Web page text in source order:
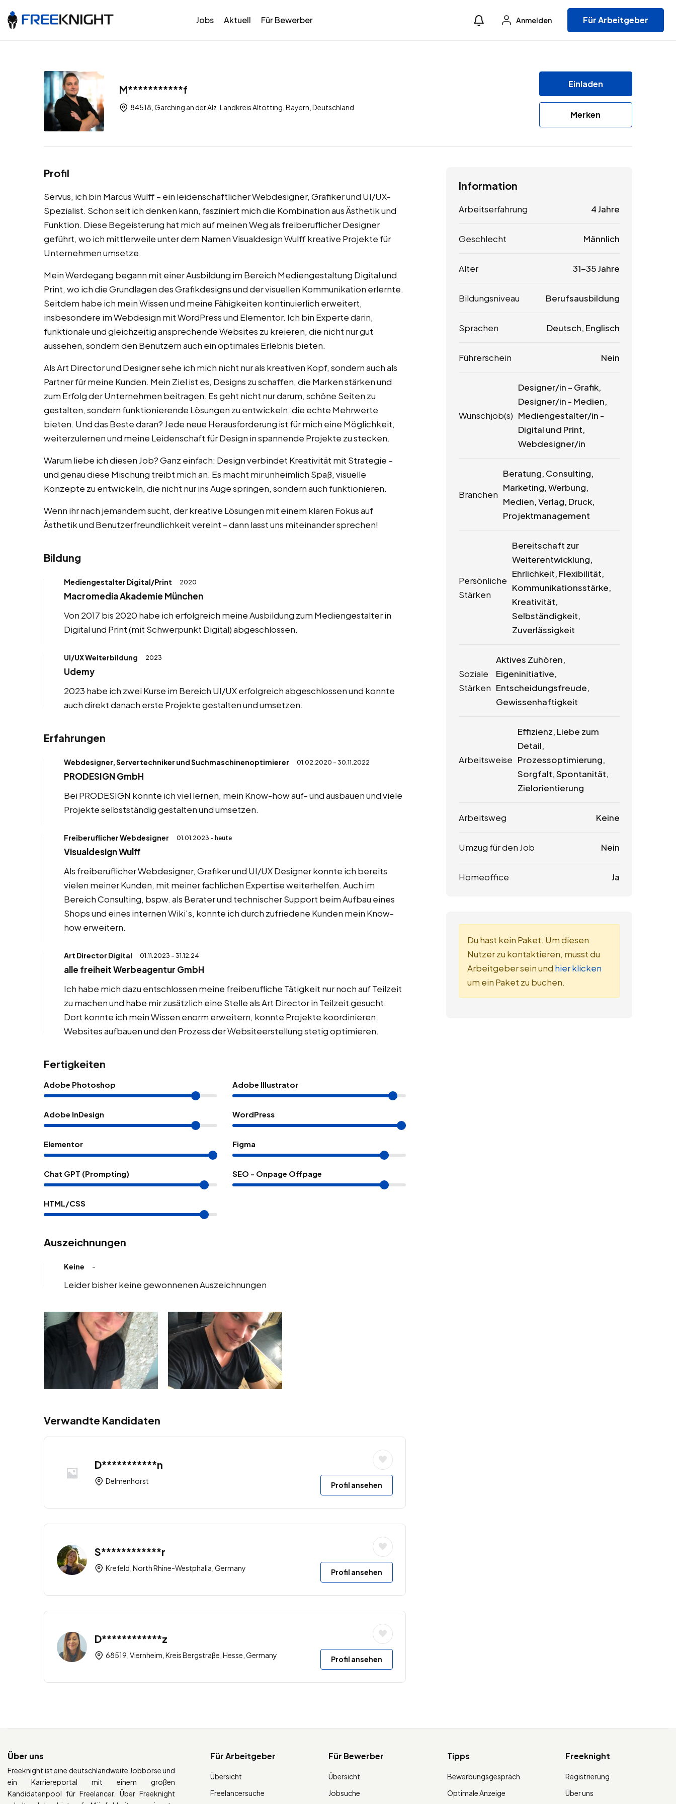
Jobs Aktuell Für Bewerber Anmelden Für Arbeitgeber
M***********f
84518, Garching an der Alz, Landkreis Altötting, Bayern, Deutschland
Einladen
Merken
Profil
Servus, ich bin Marcus Wulff – ein leidenschaftlicher Webdesigner, Grafiker und UI/UX-
Spezialist. Schon seit ich denken kann, fasziniert mich die Kombination aus Ästhetik und
Funktion. Diese Begeisterung hat mich auf meinen Weg als freiberuflicher Designer
geführt, wo ich mittlerweile unter dem Namen Visualdesign Wulff kreative Projekte für
Unternehmen umsetze.
Mein Werdegang begann mit einer Ausbildung im Bereich Mediengestaltung Digital und
Print, wo ich die Grundlagen des Grafikdesigns und der visuellen Kommunikation erlernte.
Seitdem habe ich mein Wissen und meine Fähigkeiten kontinuierlich erweitert,
insbesondere im Webdesign mit WordPress und ­Elementor. Ich bin Experte darin,
funktionale und gleichzeitig ansprechende Websites zu kreieren, die nicht nur gut
aussehen, sondern den Benutzern auch ein optimales Erlebnis bieten.
Als Art Director und Designer sehe ich mich nicht nur als kreativen Kopf, sondern auch als
Partner für meine Kunden. Mein Ziel ist es, Designs zu schaffen, die Marken stärken und
zum Erfolg der Unternehmen beitragen. Es geht nicht nur darum, schöne Seiten zu
gestalten, sondern funktionierende Lösungen zu entwickeln, die echte Mehrwerte
bieten. Und das Beste daran? Jede neue Herausforderung ist für mich eine Möglichkeit,
weiterzulernen und meine Leidenschaft für Design in spannende Projekte zu stecken.
Warum liebe ich diesen Job? Ganz einfach: Design verbindet Kreativität mit Strategie –
und genau diese Mischung treibt mich an. Es macht mir unheimlich Spaß, visuelle
Konzepte zu entwickeln, die nicht nur ins Auge springen, sondern auch funktionieren.
Wenn ihr nach jemandem sucht, der kreative Lösungen mit einem klaren Fokus auf
Ästhetik und Benutzerfreundlichkeit vereint – dann lasst uns miteinander sprechen!
Bildung
Mediengestalter Digital/Print 2020
Macromedia Akademie München
Von 2017 bis 2020 habe ich erfolgreich meine Ausbildung zum Mediengestalter in
Digital und Print (mit Schwerpunkt Digital) abgeschlossen.
UI/UX Weiterbildung 2023
Udemy
2023 habe ich zwei Kurse im Bereich UI/UX erfolgreich abgeschlossen und konnte
auch direkt danach erste Projekte gestalten und umsetzen.
Erfahrungen
Webdesigner, Servertechniker und Suchmaschinenoptimierer 01.02.2020 - 30.11.2022
PRODESIGN GmbH
Bei PRODESIGN konnte ich viel lernen, mein Know-how auf- und ausbauen und viele
Projekte selbstständig gestalten und umsetzen.
Freiberuflicher Webdesigner 01.01.2023 - heute
Visualdesign Wulff
Als freiberuflicher Webdesigner, Grafiker und UI/UX Designer konnte ich bereits
vielen meiner Kunden, mit meiner fachlichen Expertise weiterhelfen. Auch im
Bereich Consulting, bspw. als Berater und technischer Support beim Aufbau eines
Shops und eines internen Wiki's, konnte ich durch zufriedene Kunden mein Know-
how erweitern.
Art Director Digital 01.11.2023 - 31.12.24
alle freiheit Werbeagentur GmbH
Ich habe mich dazu entschlossen meine freiberufliche Tätigkeit nur noch auf Teilzeit
zu machen und habe mir zusätzlich eine Stelle als Art Director in Teilzeit gesucht.
Dort konnte ich mein Wissen enorm erweitern, konnte Projekte koordinieren,
Websites aufbauen und den Prozess der Websiteerstellung stetig optimieren.
Fertigkeiten
Adobe Photoshop Adobe Illustrator
Adobe InDesign WordPress
Elementor Figma
Chat GPT (Prompting) SEO - Onpage Offpage
HTML/CSS
Auszeichnungen
Keine -
Leider bisher keine gewonnenen Auszeichnungen
Verwandte Kandidaten
D***********n
Delmenhorst Profil ansehen
S************r
Krefeld, North Rhine-Westphalia, Germany Profil ansehen
D************z
68519, Viernheim, Kreis Bergstraße, Hesse, Germany Profil ansehen
Information
Arbeitserfahrung 4 Jahre
Geschlecht Männlich
Alter 31-35 Jahre
Bildungsniveau Berufsausbildung
Sprachen Deutsch, Englisch
Führerschein Nein
Wunschjob(s)
Designer/in – Grafik,
Designer/in - Medien,
Mediengestalter/in -
Digital und Print,
Webdesigner/in
Branchen
Beratung, Consulting,
Marketing, Werbung,
Medien, Verlag, Druck,
Projektmanagement
Persönliche
Stärken
Bereitschaft zur
Weiterentwicklung,
Ehrlichkeit, Flexibilität,
Kommunikationsstärke,
Kreativität,
Selbständigkeit,
Zuverlässigkeit
Soziale
Stärken
Aktives Zuhören,
Eigeninitiative,
Entscheidungsfreude,
Gewissenhaftigkeit
Arbeitsweise
Effizienz, Liebe zum
Detail,
Prozessoptimierung,
Sorgfalt, Spontanität,
Zielorientierung
Arbeitsweg Keine
Umzug für den Job Nein
Homeoffice Ja
Du hast kein Paket. Um diesen
Nutzer zu kontaktieren, musst du
Arbeitgeber sein und hier klicken
um ein Paket zu buchen.
Über uns
Freeknight ist eine deutschlandweite Jobbörse und
ein Karriereportal mit einem großen
Kandidatenpool für Freelancer. Über Freeknight
Für Arbeitgeber
Übersicht
Freelancersuche
Für Bewerber
Übersicht
Jobsuche
Tipps
Bewerbungsgespräch
Optimale Anzeige
Freeknight
Registrierung
Über uns